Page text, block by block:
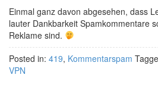
Einmal ganz davon abgesehen, dass
lauter Dankbarkeit Spamkommentare
Reklame sind.
Posted in: 419, Kommentarspam
VPN